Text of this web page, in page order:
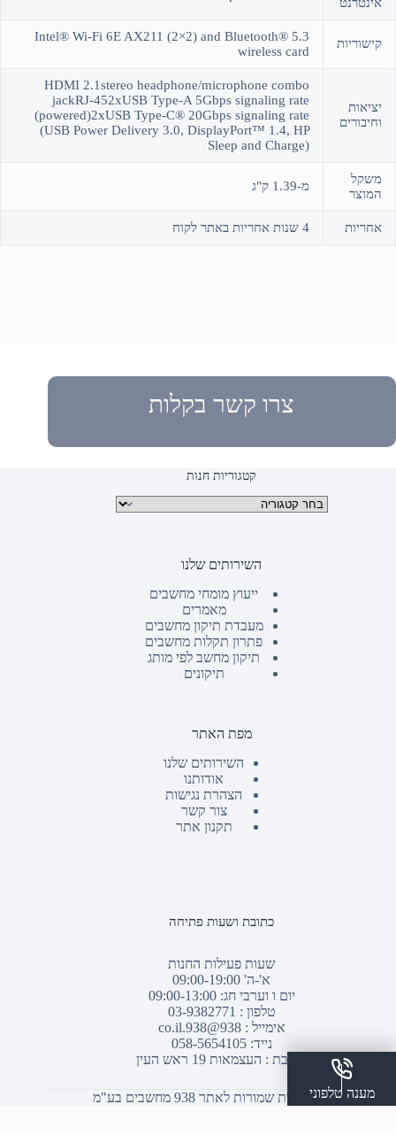
קישוריות
Intel® Wi-Fi 6E AX211 (2×2) and Bluetooth® 5.3
wireless card
יציאות
וחיבורים
HDMI 2.1stereo headphone/microphone combo
jackRJ-452xUSB Type-A 5Gbps signaling rate
(powered)2xUSB Type-C® 20Gbps signaling rate
(USB Power Delivery 3.0, DisplayPort™ 1.4, HP
Sleep and Charge)
משקל
המוצר
מ-1.39 ק"ג
אחריות 4 שנות אחריות באתר לקוח
צרו קשר בקלות
קטגוריות חנות
קטגוריות מוצרים
השירותים שלנו
ייעוץ מומחי מחשבים
מאמרים
מעבדת תיקון מחשבים
פתרון תקלות מחשבים
תיקון מחשב לפי מותג
תיקונים
מפת האתר
השירותים שלנו
אודותנו
הצהרת נגישות
צור קשר
תקנון אתר
כתובת ושעות פתיחה
שעות פעילות החנות
א'-ה' 09:00-19:00
יום ו וערבי חג: 09:00-13:00
טלפון : 03-9382771
אימייל :938@938.co.il
נייד: 058-5654105
כתובת : העצמאות 19 ראש העין
© כל הזכויות שמורות לאתר 938 מחשבים בע"מ
מענה טלפוני